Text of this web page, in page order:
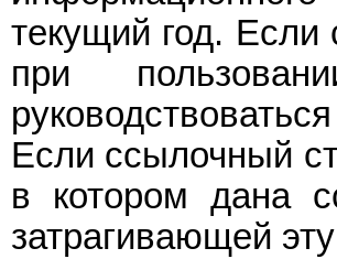
текущий год. Если
при
Если ссылочный
в котором дана
затрагивающей